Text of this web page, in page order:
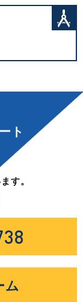
ト
す。
ム